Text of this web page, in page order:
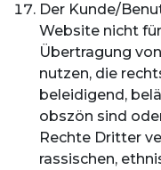
Der Kunde/
Website nicht
Übertragung
nutzen, die
beleidigend,
obszön sind
Rechte Dritter
rassischen,